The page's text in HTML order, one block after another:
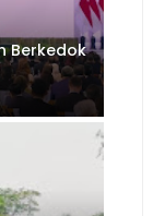
Berkedok